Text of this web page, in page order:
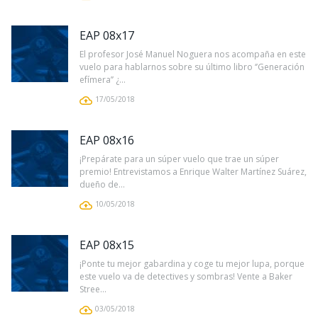
EAP 08x17
El profesor José Manuel Noguera nos acompaña en este
vuelo para hablarnos sobre su último libro ‘’Generación
efímera’’ ¿...
17/05/2018
EAP 08x16
¡Prepárate para un súper vuelo que trae un súper
premio! Entrevistamos a Enrique Walter Martínez Suárez,
dueño de...
10/05/2018
EAP 08x15
¡Ponte tu mejor gabardina y coge tu mejor lupa, porque
este vuelo va de detectives y sombras! Vente a Baker
Stree...
03/05/2018